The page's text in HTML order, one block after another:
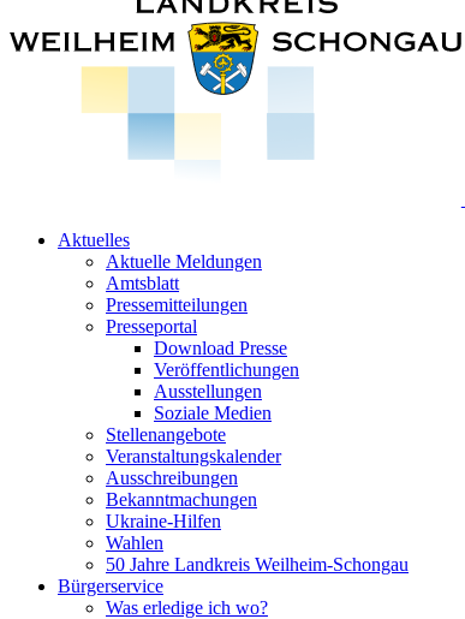
Aktuelles
Aktuelle Meldungen
Amtsblatt
Pressemitteilungen
Presseportal
Download Presse
Veröffentlichungen
Ausstellungen
Soziale Medien
Stellenangebote
Veranstaltungskalender
Ausschreibungen
Bekanntmachungen
Ukraine-Hilfen
Wahlen
50 Jahre Landkreis Weilheim-Schongau
Bürgerservice
Was erledige ich wo?